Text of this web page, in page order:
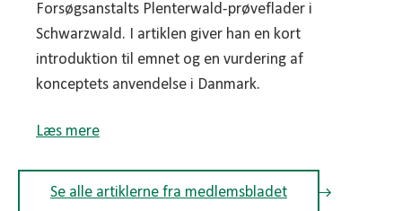
Forsøgsanstalts Plenterwald-prøveflader i
Schwarzwald. I artiklen giver han en kort
introduktion til emnet og en vurdering af
konceptets anvendelse i Danmark.
Læs mere
Se alle artiklerne fra medlemsbladet